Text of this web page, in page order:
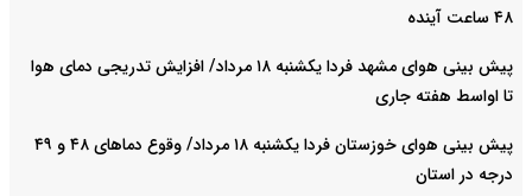
۴۸ ساعت آینده
پیش بینی هوای مشهد فردا یکشنبه ۱۸ مرداد/ افزایش تدریجی دمای هوا
تا اواسط هفته جاری
پیش بینی هوای خوزستان فردا یکشنبه ۱۸ مرداد/ وقوع دما‌های ۴۸ و ۴۹
درجه در استان